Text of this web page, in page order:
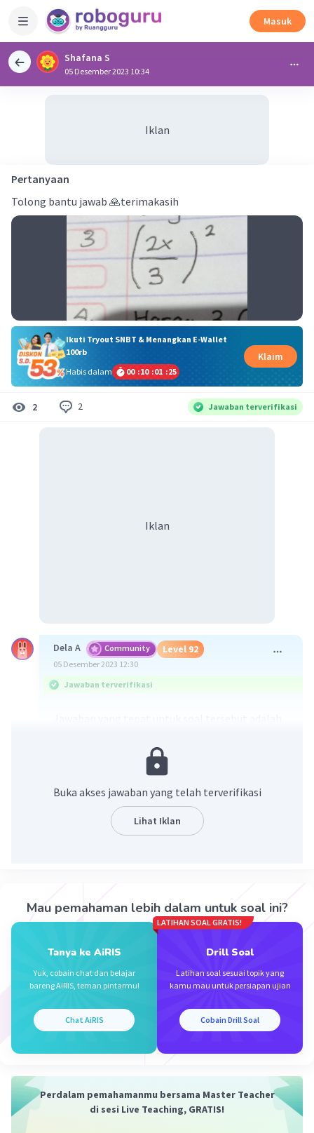
Masuk
Shafana S
05 Desember 2023 10:34
Iklan
Pertanyaan
Tolong bantu jawab 🙏terimakasih
Ikuti Tryout SNBT & Menangkan E-Wallet
100rb
Habis dalam
00 :10 :01 :25
Klaim
2 2 Jawaban terverifikasi
Iklan
Dela A Community Level 92
05 Desember 2023 12:30
Jawaban terverifikasi
Penjelasan mengenai langkah-langkahnya ada di
gambar yaa
Iklan
Dsnee D Level 67
Jawaban terverifikasi
Buka akses jawaban yang telah terverifikasi
Lihat Iklan
Mau pemahaman lebih dalam untuk soal ini?
Tanya ke AiRIS
Yuk, cobain chat dan belajar
bareng AiRIS, teman pintarmu!
Chat AiRIS
LATIHAN SOAL GRATIS!
Drill Soal
Latihan soal sesuai topik yang
kamu mau untuk persiapan ujian
Cobain Drill Soal
Perdalam pemahamanmu bersama Master Teacher
di sesi Live Teaching, GRATIS!